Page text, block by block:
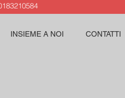
INSIEME A NOI CONTATTI